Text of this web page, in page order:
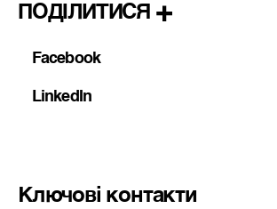
ПОДІЛИТИСЯ
Facebook
LinkedIn
Ключові контакти